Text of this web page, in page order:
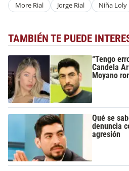
More Rial Jorge Rial Niña Loly
TAMBIÉN TE PUEDE
“Tengo
Candela
Moyano
Qué se
denuncia
agresión